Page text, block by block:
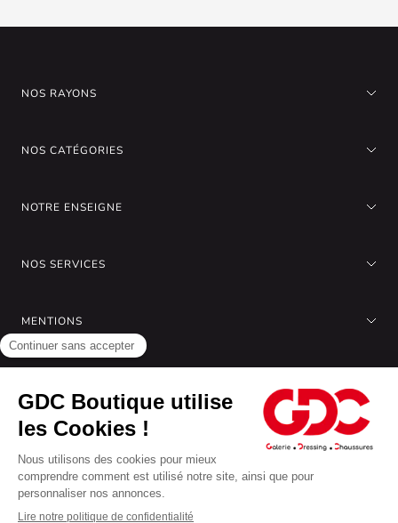
NOS RAYONS
NOS CATÉGORIES
NOTRE ENSEIGNE
NOS SERVICES
MENTIONS
Nous acceptons